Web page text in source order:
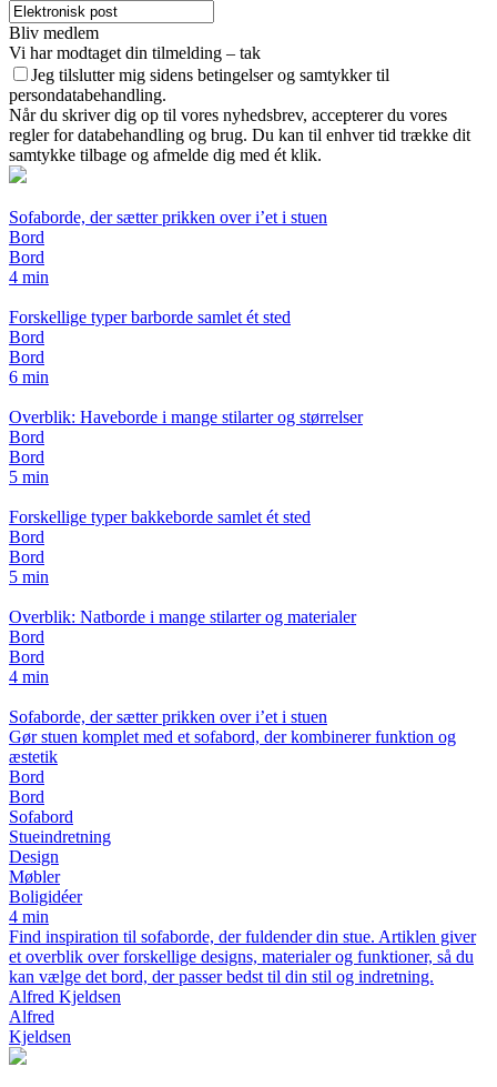
Bliv medlem
Vi har modtaget din tilmelding – tak
Jeg tilslutter mig sidens betingelser og samtykker til
persondatabehandling.
Når du skriver dig op til vores nyhedsbrev, accepterer du vores
regler for databehandling og brug. Du kan til enhver tid trække dit
samtykke tilbage og afmelde dig med ét klik.
Sofaborde, der sætter prikken over i’et i stuen
Bord
Bord
4 min
Forskellige typer barborde samlet ét sted
Bord
Bord
6 min
Overblik: Haveborde i mange stilarter og størrelser
Bord
Bord
5 min
Forskellige typer bakkeborde samlet ét sted
Bord
Bord
5 min
Overblik: Natborde i mange stilarter og materialer
Bord
Bord
4 min
Sofaborde, der sætter prikken over i’et i stuen
Gør stuen komplet med et sofabord, der kombinerer funktion og
æstetik
Bord
Bord
Sofabord
Stueindretning
Design
Møbler
Boligidéer
4 min
Find inspiration til sofaborde, der fuldender din stue. Artiklen giver
et overblik over forskellige designs, materialer og funktioner, så du
kan vælge det bord, der passer bedst til din stil og indretning.
Alfred Kjeldsen
Alfred
Kjeldsen